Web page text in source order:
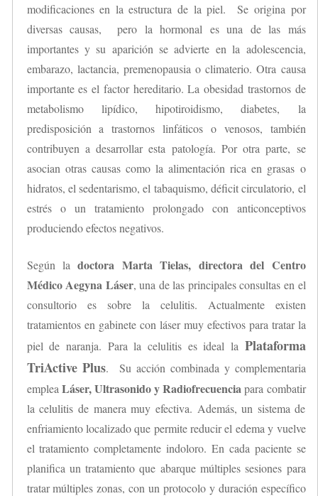
modificaciones en la estructura de la piel. Se origina por
diversas causas, pero la hormonal es una de las más
importantes y su aparición se advierte en la adolescencia,
embarazo, lactancia, premenopausia o climaterio. Otra causa
importante es el factor hereditario. La obesidad trastornos de
metabolismo lipídico, hipotiroidismo, diabetes, la
predisposición a trastornos linfáticos o venosos, también
contribuyen a desarrollar esta patología. Por otra parte, se
asocian otras causas como la alimentación rica en grasas o
hidratos, el sedentarismo, el tabaquismo, déficit circulatorio, el
estrés o un tratamiento prolongado con anticonceptivos
produciendo efectos negativos.
Según ladoctora Marta Tielas, directora del Centro
Médico Aegyna Láser, una de las principales consultas en el
consultorio es sobre la celulitis. Actualmente existen
tratamientos en gabinete con láser muy efectivos para tratar la
piel de naranja. Para la celulitis es ideal la Plataforma
TriActive Plus. Su acción combinada y complementaria
emplea Láser, Ultrasonido y Radiofrecuenciapara combatir
la celulitis de manera muy efectiva. Además, un sistema de
enfriamiento localizado que permite reducir el edema y vuelve
el tratamiento completamente indoloro. En cada paciente se
planifica un tratamiento que abarque múltiples sesiones para
tratar múltiples zonas, con un protocolo y duración específico